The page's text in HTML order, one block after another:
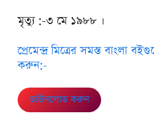
মৃত্যু :-৩ মে ১৯৮৮ ।
প্রেমেন্দ্র মিত্রের সমস্ত বাংলা
করুন:-
ডাউনলোড করুন